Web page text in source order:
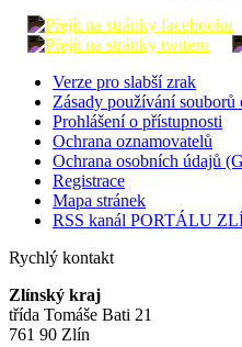
Verze pro slabší zrak
Zásady používání souborů
Prohlášení o přístupnosti
Ochrana oznamovatelů
Ochrana osobních údajů
Registrace
Mapa stránek
RSS kanál PORTÁLU
Rychlý kontakt
Zlínský kraj
třída Tomáše Bati 21
761 90 Zlín